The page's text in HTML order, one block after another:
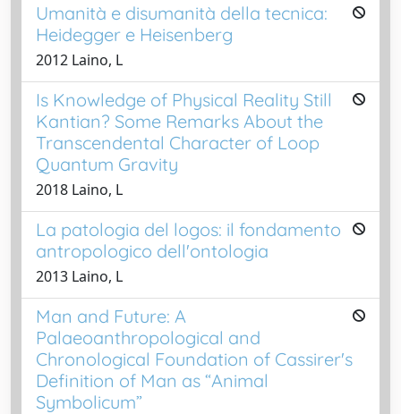
Umanità e disumanità della tecnica:
Heidegger e Heisenberg
2012 Laino, L
Is Knowledge of Physical Reality Still
Kantian? Some Remarks About the
Transcendental Character of Loop
Quantum Gravity
2018 Laino, L
La patologia del logos: il fondamento
antropologico dell'ontologia
2013 Laino, L
Man and Future: A
Palaeoanthropological and
Chronological Foundation of Cassirer's
Definition of Man as “Animal
Symbolicum”